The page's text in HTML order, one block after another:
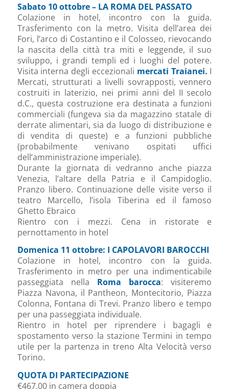
Sabato 10 ottobre – LA ROMA DEL PASSATO
Colazione in hotel, incontro con la guida.
Trasferimento con la metro. Visita dell’area dei
Fori, l’arco di Costantino e il Colosseo, rievocando
la nascita della città tra miti e leggende, il suo
sviluppo, i grandi templi ed i luoghi del potere.
Visita interna degli eccezionali mercati Traianei. I
Mercati, strutturati a livelli sovrapposti, vennero
costruiti in laterizio, nei primi anni del II secolo
d.C., questa costruzione era destinata a funzioni
commerciali (fungeva sia da magazzino statale di
derrate alimentari, sia da luogo di distribuzione e
di vendita di queste) e a funzioni pubbliche
(probabilmente venivano ospitati uffici
dell’amministrazione imperiale).
Durante la giornata di vedranno anche piazza
Venezia, l’altare della Patria e il Campidoglio.
Pranzo libero. Continuazione delle visite verso il
teatro Marcello, l’isola Tiberina ed il famoso
Ghetto Ebraico
Rientro con i mezzi. Cena in ristorate e
pernottamento in hotel
Domenica 11 ottobre: I CAPOLAVORI BAROCCHI
Colazione in hotel, incontro con la guida.
Trasferimento in metro per una indimenticabile
passeggiata nella Roma barocca: visiteremo
Piazza Navona, il Pantheon, Montecitorio, Piazza
Colonna, Fontana di Trevi. Pranzo libero e tempo
per una passeggiata individuale.
Rientro in hotel per riprendere i bagagli e
spostamento verso la stazione Termini in tempo
utile per la partenza in treno Alta Velocità verso
Torino.
QUOTA DI PARTECIPAZIONE
€467,00 in camera doppia